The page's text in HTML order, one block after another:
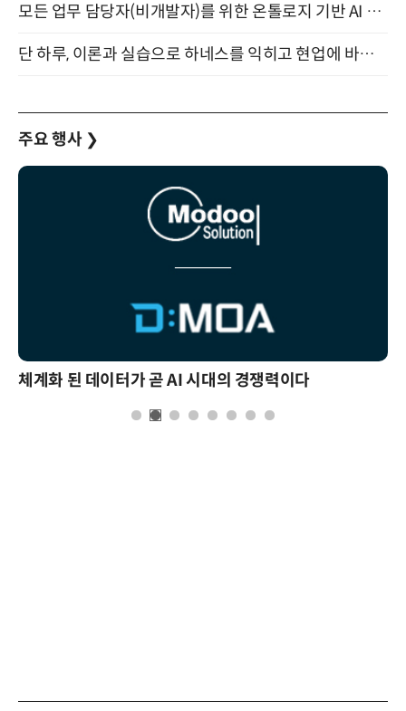
모든 업무 담당자(비개발자)를 위한 온톨로지 기반 AI 지식체계 설계 1-day 워크숍 8월 20일 개최
단 하루, 이론과 실습으로 하네스를 익히고 현업에 바로 쓰는 핸즈온 워크숍 (8/20)
주요 행사 ❯
체계화 된 데이터가 곧 AI 시대의 경쟁력이다